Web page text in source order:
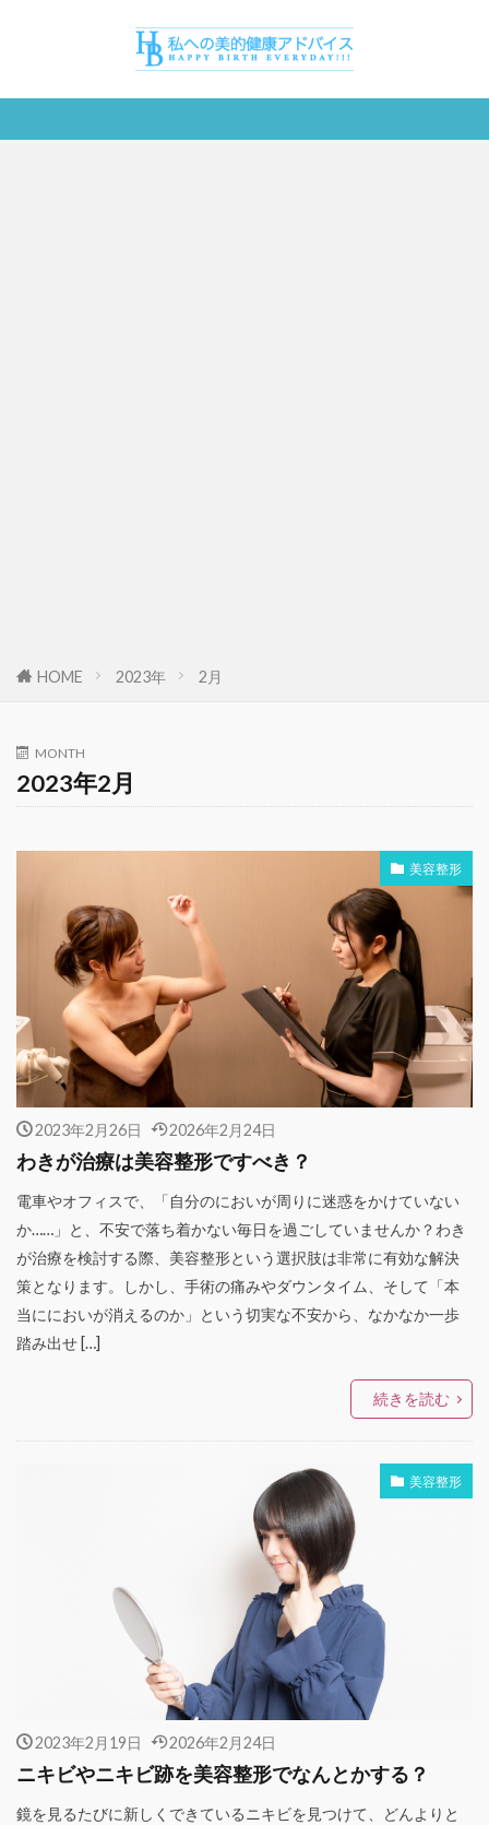
HOME 2023年 2月
MONTH
2023年2月
美容整形
2023年2月26日 2026年2月24日
わきが治療は美容整形ですべき？
電車やオフィスで、「自分のにおいが周りに迷惑をかけていない
か……」と、不安で落ち着かない毎日を過ごしていませんか？わき
が治療を検討する際、美容整形という選択肢は非常に有効な解決
策となります。しかし、手術の痛みやダウンタイム、そして「本
当ににおいが消えるのか」という切実な不安から、なかなか一歩
踏み出せ […]
続きを読む
美容整形
2023年2月19日 2026年2月24日
ニキビやニキビ跡を美容整形でなんとかする？
鏡を見るたびに新しくできているニキビを見つけて、どんよりと